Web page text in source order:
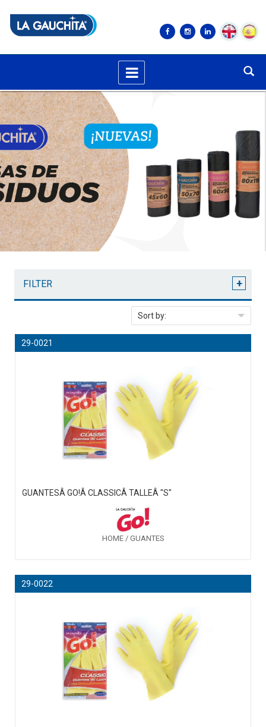
FILTER +
Sort by:
29-0021
GUANTESÂ GO!Â CLASSICÂ TALLEÂ "S"
HOME / GUANTES
29-0022